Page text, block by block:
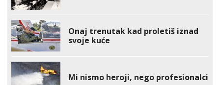
Onaj trenutak kad proletiš iznad
svoje kuće
Mi nismo heroji, nego profesionalci